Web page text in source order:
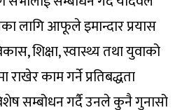
लागि आफूले इमान्दार प्रयास
शिक्षा, स्वास्थ्य तथा युवाको
राखेर काम गर्ने प्रतिबद्धता
सम्बोधन गर्दै उनले कुनै गुनासो